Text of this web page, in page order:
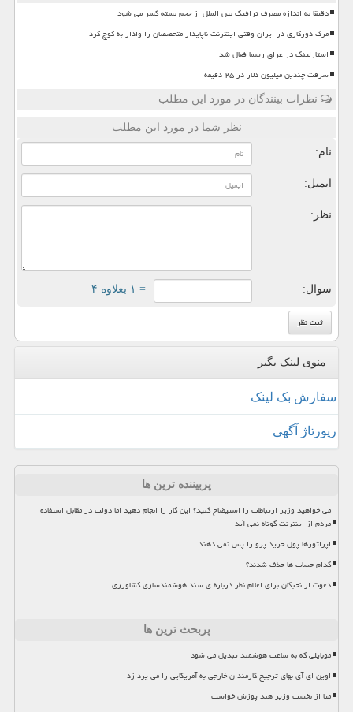
دقیقا به اندازه مصرف ترافیک بین الملل از حجم بسته کسر می شود
مرگ دورکاری در ایران وقتی اینترنت ناپایدار متخصصان را وادار به کوچ کرد
استارلینک در عراق رسما فعال شد
سرقت چندین میلیون دلار در ۲۵ دقیقه
نظرات بینندگان در مورد این مطلب
نظر شما در مورد این مطلب
نام:
ایمیل:
نظر:
سوال: = ۱ بعلاوه ۴
منوی لینک بگیر
سفارش بک لینک
رپورتاژ آگهی
پربیننده ترین ها
می خواهید وزیر ارتباطات را استیضاح کنید؟ این کار را انجام دهید اما دولت در مقابل استفاده
مردم از اینترنت کوتاه نمی آید
اپراتورها پول خرید پرو را پس نمی دهند
کدام حساب ها حذف شدند؟
دعوت از نخبگان برای اعلام نظر درباره ی سند هوشمندسازی کشاورزی
پربحث ترین ها
موبایلی که به ساعت هوشمند تبدیل می شود
اوپن ای آی بهای ترجیح کارمندان خارجی به آمریکایی را می پردازد
متا از نخست وزیر هند پوزش خواست